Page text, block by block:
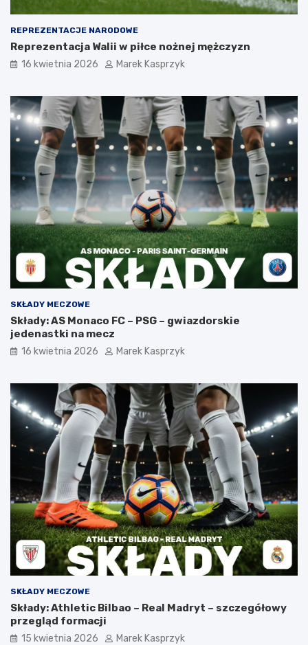
REPREZENTACJE NARODOWE
Reprezentacja Walii w piłce nożnej mężczyzn
16 kwietnia 2026 Marek Kasprzyk
SKŁADY MECZOWE
Składy: AS Monaco FC – PSG – gwiazdorskie
jedenastki na mecz
16 kwietnia 2026 Marek Kasprzyk
SKŁADY MECZOWE
Składy: Athletic Bilbao – Real Madryt – szczegółowy
przegląd formacji
15 kwietnia 2026 Marek Kasprzyk